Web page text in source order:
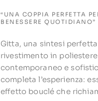
“UNA COPPIA PERFETTA
BENESSERE QUOTIDIANO”
Gitta, una sintesi
rivestimento in
contemporaneo e
completa l’esperienza:
effetto bouclé che